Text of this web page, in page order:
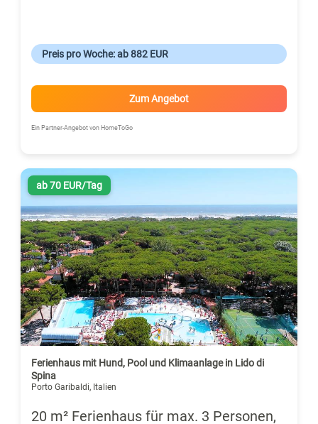
Preis pro Woche: ab 882 EUR
Zum Angebot
Ein Partner-Angebot von HomeToGo
ab 70 EUR/Tag
Ferienhaus mit Hund, Pool und Klimaanlage in Lido di
Spina
Porto Garibaldi, Italien
20 m² Ferienhaus für max. 3 Personen,